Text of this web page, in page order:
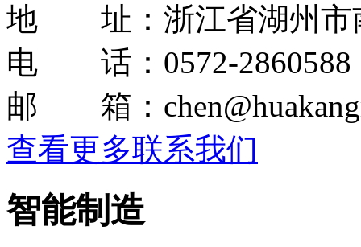
地 址：浙江省湖州市
电 话：0572-2860588
邮 箱：
查看更多联系我们
智能制造